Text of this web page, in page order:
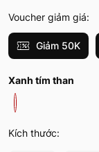
Voucher giảm giá:
Giảm 50K
Xanh tím than
Kích thước: